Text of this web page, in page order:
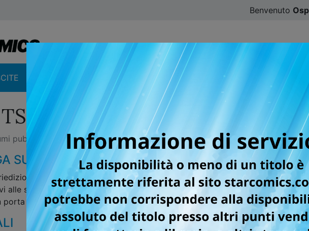
Benvenuto
CATALOGO SFOGLIA ONLINE DIGISTAR
NEW EDITION
pubblicati: 21
SUL CALCIO PIÙ AMATA IN ASSOLUTO!
riedizione con nuovi testi, nuovi adattamenti grafici e volumi da oltre 300
alle sorprendenti imprese del fuoriclasse Tsubasa e alla sua scalata nel
e magici momenti di gloria!